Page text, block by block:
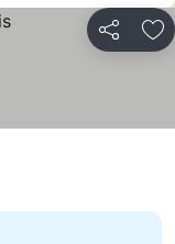
Del